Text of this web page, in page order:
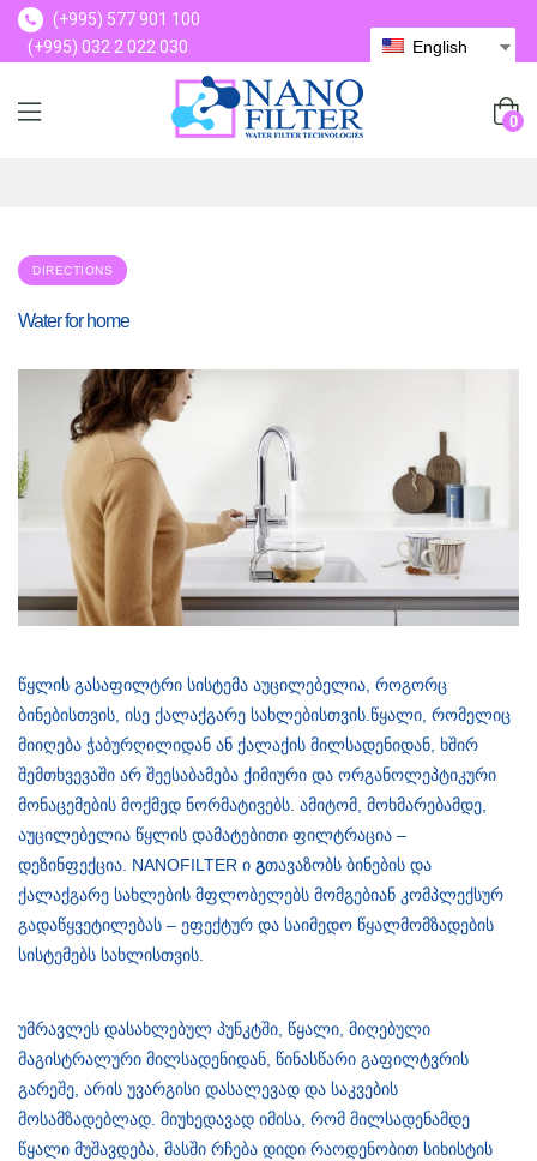
(+995) 577 901 100
(+995) 032 2 022 030
English
0
DIRECTIONS
Water for home
წყლის გასაფილტრი სისტემა აუცილებელია, როგორც
ბინებისთვის, ისე ქალაქგარე სახლებისთვის.წყალი, რომელიც
მიიღება ჭაბურღილიდან ან ქალაქის მილსადენიდან, ხშირ
შემთხვევაში არ შეესაბამება ქიმიური და ორგანოლეპტიკური
მონაცემების მოქმედ ნორმატივებს. ამიტომ, მოხმარებამდე,
აუცილებელია წყლის დამატებითი ფილტრაცია –
დეზინფექცია. NANOFILTER ი გთავაზობს ბინების და
ქალაქგარე სახლების მფლობელებს მომგებიან კომპლექსურ
გადაწყვეტილებას – ეფექტურ და საიმედო წყალმომზადების
სისტემებს სახლისთვის.
უმრავლეს დასახლებულ პუნკტში, წყალი, მიღებული
მაგისტრალური მილსადენიდან, წინასწარი გაფილტვრის
გარეშე, არის უვარგისი დასალევად და საკვების
მოსამზადებლად. მიუხედავად იმისა, რომ მილსადენამდე
წყალი მუშავდება, მასში რჩება დიდი რაოდენობით სიხისტის